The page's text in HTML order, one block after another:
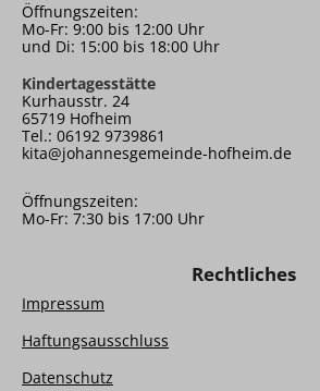
Öffnungszeiten:
Mo-Fr: 9:00 bis 12:00 Uhr
und Di: 15:00 bis 18:00 Uhr
Kindertagesstätte
Kurhausstr. 24
65719 Hofheim
Tel.: 06192 9739861
kita@johannesgemeinde-hofheim.de
Öffnungszeiten:
Mo-Fr: 7:30 bis 17:00 Uhr
Rechtliches
Impressum
Haftungsausschluss
Datenschutz